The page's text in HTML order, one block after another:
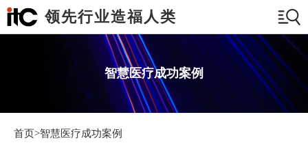
领先行业造福人类
智慧医疗成功案例
首页>智慧医疗成功案例